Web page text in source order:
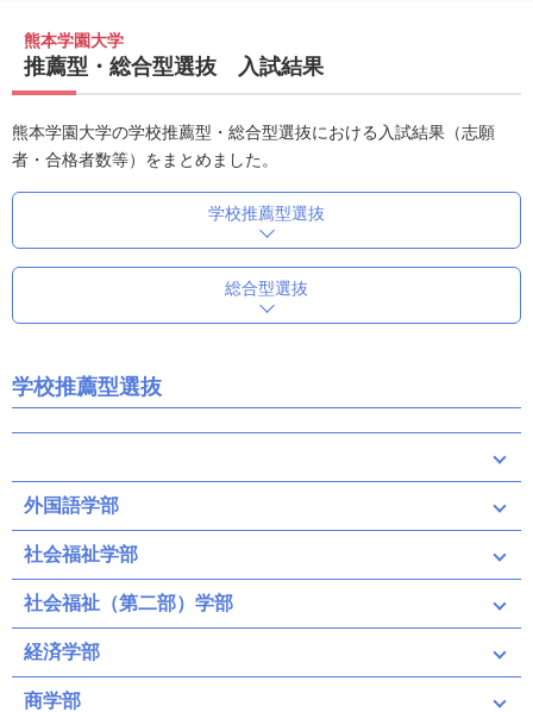
熊本学園大学
推薦型・総合型選抜 入試結果
熊本学園大学の学校推薦型・総合型選抜における入試結果（志願
者・合格者数等）をまとめました。
学校推薦型選抜
総合型選抜
学校推薦型選抜
外国語学部
社会福祉学部
社会福祉（第二部）学部
経済学部
商学部